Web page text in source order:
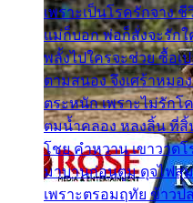
เพราะเป็นโรครักจาง
แม่ก็บอก พ่อก็สั่งจะรักใ
พลั้งไปใครจะช่วย ซื้อเ
ตามสนอง จึงเศร้าหมอ
ตระหนัก เพราะไม่รัก
ตมน้ำคลอง หลงลิ้น ที่สิ้
โชย คำหวาน เขาวาด
มาบานก่อนตูม ดุจไฟสุ
เพราะตรอมฤทัย ข้าวป